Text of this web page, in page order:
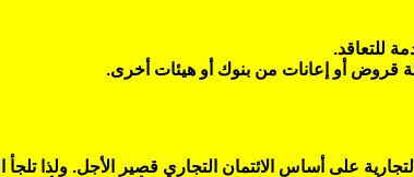
للتعاقد.
قروض أو إعانات من بنوك أو هيئات أخرى.
على أساس الائتمان التجاري قصير الأجل. ولذا تلجأ